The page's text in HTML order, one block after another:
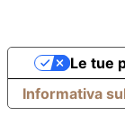
Informativa
Le tue